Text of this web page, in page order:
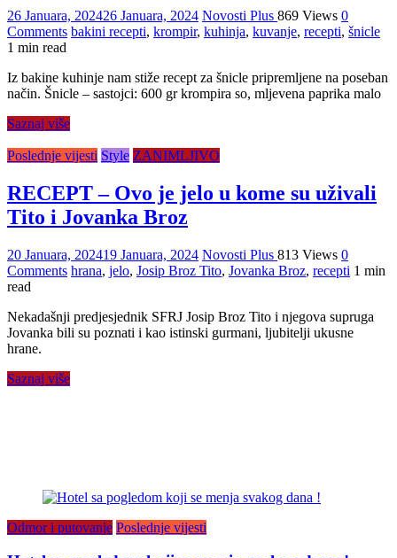
26 Januara, 202426 Januara, 2024 Novosti Plus 869 Views 0
Comments bakini recepti, krompir, kuhinja, kuvanje, recepti, šnicle
1 min read
Iz bakine kuhinje nam stiže recept za šnicle pripremljene na poseban
način. Šnicle – sastojci: 600 gr krompira so, mljevena paprika malo
Saznaj više
Poslednje vijesti Style ZANIMLJIVO
RECEPT – Ovo je jelo u kome su uživali
Tito i Jovanka Broz
20 Januara, 202419 Januara, 2024 Novosti Plus 813 Views 0
Comments hrana, jelo, Josip Broz Tito, Jovanka Broz, recepti 1 min
read
Nekadašnji predjesjednik SFRJ Josip Broz Tito i njegova supruga
Jovanka bili su poznati i kao istinski gurmani, ljubitelji ukusne
hrane.
Saznaj više
Odmor i putovanje Poslednje vijesti